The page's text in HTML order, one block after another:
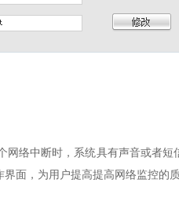
络中断时，系统具有声音或者短
面，为用户提高提高网络监控的